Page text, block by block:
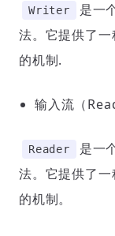
Writer
是一
法。它提供了
的机制.
输入流（
Reader
是一
法。它提供了
的机制。